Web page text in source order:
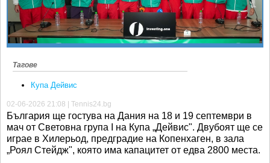
КЛУБОВЕ
БЛОГ
ВИДЕО
ЖЪЛТО
РАКЕТНИ
Спорт&Фитнес
Други
Любители
Тагове
Купа Дейвис
02-06-2026 21:08 | Tennis24.bg
България ще гостува на Дания на 18 и 19 септември в
мач от Световна група I на Купа „Дейвис". Двубоят ще се
играе в Хилерьод, предградие на Копенхаген, в зала
„Роял Стейдж", която има капацитет от едва 2800 места.